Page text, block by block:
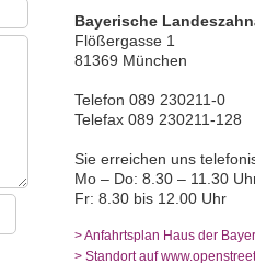
Bayerische
Flößergasse 1
81369 München
Telefon 089 230211-0
Telefax 089 230211-128
Sie erreichen uns
Mo – Do: 8.30 – 11.30
Fr: 8.30 bis 12.00 Uhr
> Anfahrtsplan Haus der
> Standort auf